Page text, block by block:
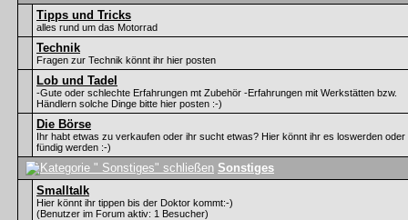
Tipps und Tricks
alles rund um das Motorrad
Technik
Fragen zur Technik könnt ihr hier posten
Lob und Tadel
-Gute oder schlechte Erfahrungen mt Zubehör -Erfahrungen mit Werkstätten bzw.
Händlern solche Dinge bitte hier posten :-)
Die Börse
Ihr habt etwas zu verkaufen oder ihr sucht etwas? Hier könnt ihr es loswerden oder
fündig werden :-)
Sonstiges
Smalltalk
Hier könnt ihr tippen bis der Doktor kommt:-)
(Benutzer im Forum aktiv: 1 Besucher)